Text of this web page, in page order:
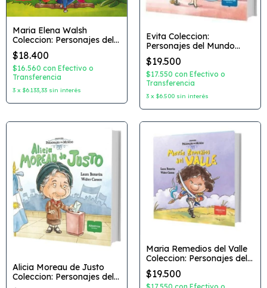
Maria Elena Walsh
Coleccion: Personajes del
Mundo Autor: Laura
Bonavita Dibujante: Walter
Carzon Editorial: Allbatros
$18.400
$16.560 con Efectivo o
Transferencia
3 x $6.133,33 sin interés
Evita Coleccion:
Personajes del Mundo
Autor: Laura Bonavita
Dibujante: Walter Carzon
Editorial: Albatros
$19.500
$17.550 con Efectivo o
Transferencia
3 x $6.500 sin interés
Alicia Moreau de Justo
Coleccion: Personajes del
Maria Remedios del Valle
Coleccion: Personajes del
Mundo Autor: Laura
Bonavita Dibujante: Walter
$19.500